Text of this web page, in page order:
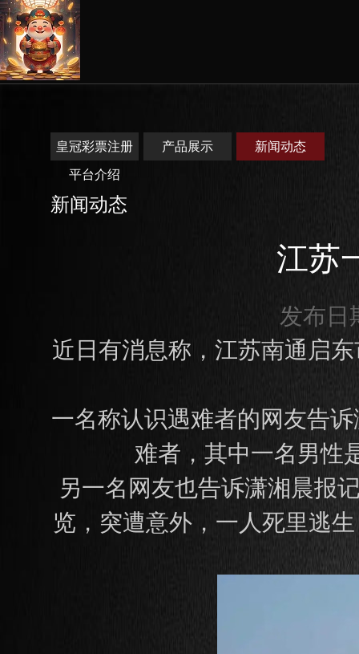
皇冠彩票注册
平台介绍
产品展示 新闻动态
新闻动态
江苏
发布日
近日有消息称，江苏南通启
一名称认识遇难者的网友告
难者，其中一名男性
另一名网友也告诉潇湘晨报
览，突遭意外，一人死里逃